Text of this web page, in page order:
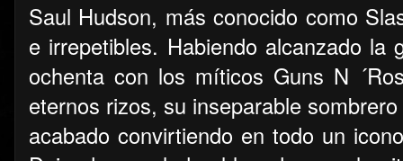
Saul Hudson, más conocido como
e irrepetibles. Habiendo alcanzado
ochenta con los míticos Guns N
eternos rizos, su inseparable
acabado convirtiendo en todo un